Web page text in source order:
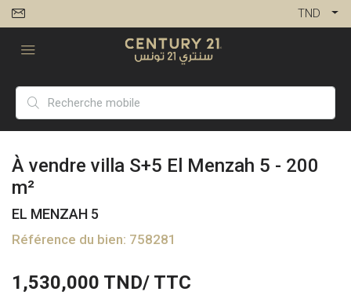
TND
À vendre villa S+5 El Menzah 5 - 200
m²
EL MENZAH 5
Référence du bien: 758281
1,530,000 TND/ TTC